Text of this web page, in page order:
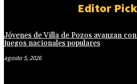
Editor
Jóvenes de Villa de Pozos avanzan
juegos nacionales populares
agosto 5, 2026